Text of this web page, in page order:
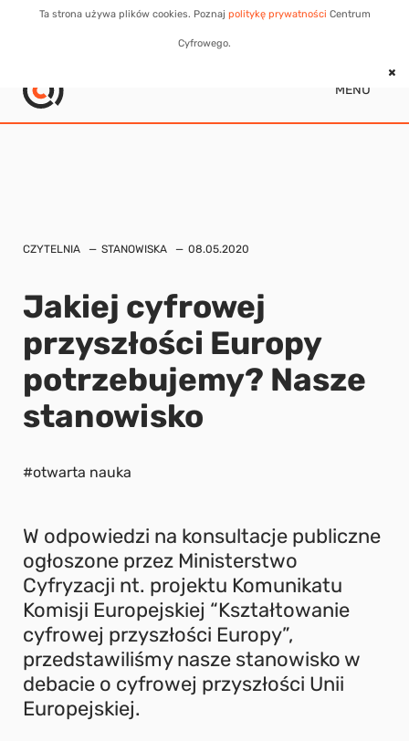
Ta strona używa plików cookies. Poznaj politykę prywatności Centrum
Cyfrowego.
MENU
CZYTELNIA STANOWISKA 08.05.2020
Jakiej cyfrowej
przyszłości Europy
potrzebujemy? Nasze
stanowisko
#otwarta nauka
W odpowiedzi na konsultacje publiczne
ogłoszone przez Ministerstwo
Cyfryzacji nt. projektu Komunikatu
Komisji Europejskiej “Kształtowanie
cyfrowej przyszłości Europy”,
przedstawiliśmy nasze stanowisko w
debacie o cyfrowej przyszłości Unii
Europejskiej.